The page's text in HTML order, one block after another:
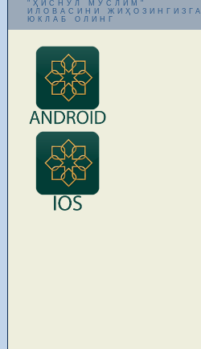
"ҲИСНУЛ МУСЛИМ"
ИЛОВАСИНИ ЖИҲОЗИНГИЗГА
ЮКЛАБ ОЛИНГ